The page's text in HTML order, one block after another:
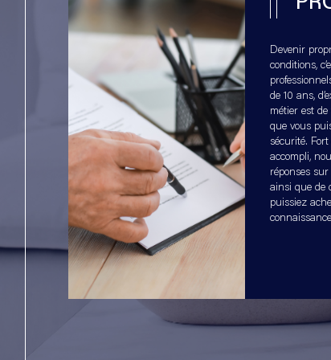
A l’agence, il n’y a aucun mandataire, que
professionnels.
Contactez nous au 01.39.58.23.38
Notre équipe vous réservera le meilleur
personnalisé de votre projet immobilier.
Devenir
conditions,
de 10 ans,
métier est
que vous
sécurité.
accompli,
réponses
ainsi que de
puissiez